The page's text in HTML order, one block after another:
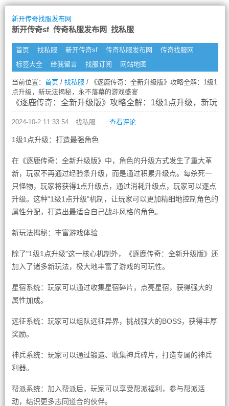
新开传奇找服发布网
新开传奇sf_传奇私服发布网_找私服
首页 找私服 新开传奇sf 传奇私服发布网
传奇找服网
标签大全
给我留言 找服订阅 网站地图
当前位置： 首页/ 找私服 / 《逐鹿传奇：全新升级版》攻略全解：1级1
点升级，新玩法揭秘，永不落幕的游戏盛宴
《逐鹿传奇：全新升级版》攻略全解：1级1点升级，新玩
2024-10-2 11:33:54 找私服 查看评论
1级1点升级：打造最强角色
在《逐鹿传奇：全新升级版》中，角色的升级方式发生了重大革
新，玩家不再通过经验条升级，而是通过积累升级点。每杀死一
只怪物，玩家将获得1点升级点，通过消耗升级点，玩家可以逐点
升级。这种"1级1点升级"机制，让玩家可以更加精细地控制角色的
属性分配，打造出最适合自己战斗风格的角色。
新玩法揭秘：丰富游戏体验
除了"1级1点升级"这一核心机制外，《逐鹿传奇：全新升级版》还
加入了诸多新玩法，极大地丰富了游戏的可玩性。
星宿系统：玩家可以通过收集星宿碎片，点亮星宿，获得强大的
属性加成。
远征系统：玩家可以组队远征异界，挑战强大的BOSS，获得丰厚
奖励。
神兵系统：玩家可以通过锻造、收集神兵碎片，打造专属的神兵
利器。
帮派系统：加入帮派后，玩家可以享受帮派福利，参与帮派活
动，结识更多志同道合的伙伴。